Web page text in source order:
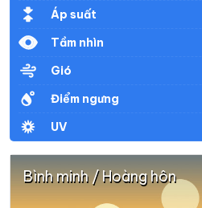
Áp suất
Tầm nhìn
Gió
Điểm ngưng
UV
Bình minh / Hoàng hôn